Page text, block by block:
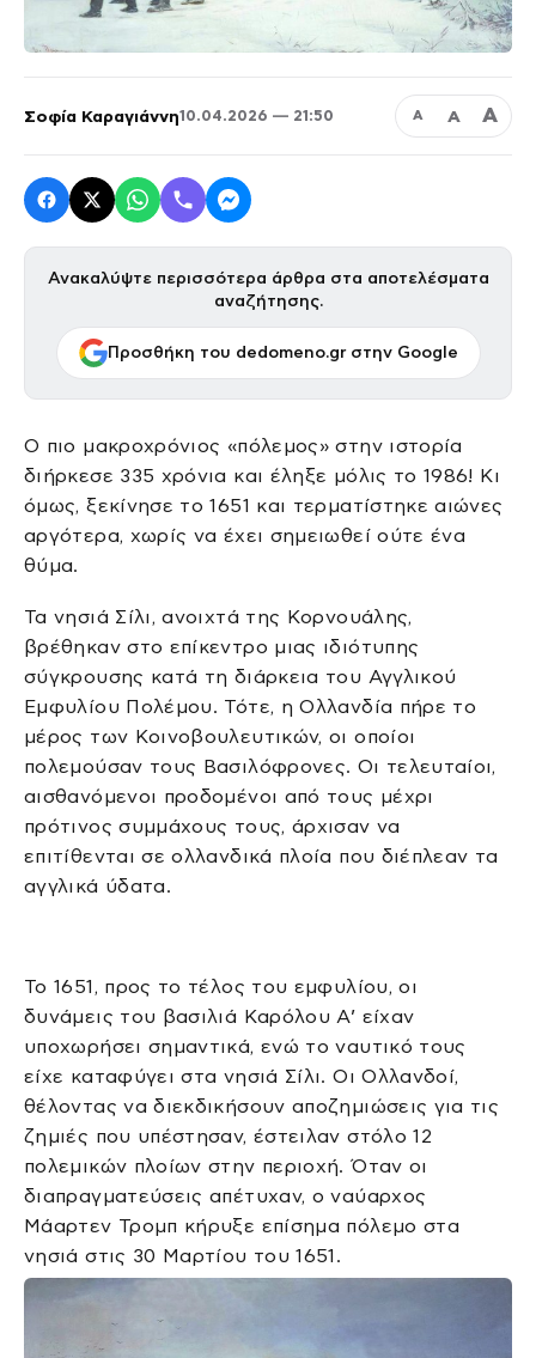
Σοφία Καραγιάννη10.04.2026 — 21:50 Α Α Α
Ανακαλύψτε περισσότερα άρθρα στα αποτελέσματα
αναζήτησης.
Προσθήκη του dedomeno.gr στην Google
Ο πιο μακροχρόνιος «πόλεμος» στην ιστορία
διήρκεσε 335 χρόνια και έληξε μόλις το 1986! Κι
όμως, ξεκίνησε το 1651 και τερματίστηκε αιώνες
αργότερα, χωρίς να έχει σημειωθεί ούτε ένα
θύμα.
Τα νησιά Σίλι, ανοιχτά της Κορνουάλης,
βρέθηκαν στο επίκεντρο μιας ιδιότυπης
σύγκρουσης κατά τη διάρκεια του Αγγλικού
Εμφυλίου Πολέμου. Τότε, η Ολλανδία πήρε το
μέρος των Κοινοβουλευτικών, οι οποίοι
πολεμούσαν τους Βασιλόφρονες. Οι τελευταίοι,
αισθανόμενοι προδομένοι από τους μέχρι
πρότινος συμμάχους τους, άρχισαν να
επιτίθενται σε ολλανδικά πλοία που διέπλεαν τα
αγγλικά ύδατα.
Το 1651, προς το τέλος του εμφυλίου, οι
δυνάμεις του βασιλιά Καρόλου Α’ είχαν
υποχωρήσει σημαντικά, ενώ το ναυτικό τους
είχε καταφύγει στα νησιά Σίλι. Οι Ολλανδοί,
θέλοντας να διεκδικήσουν αποζημιώσεις για τις
ζημιές που υπέστησαν, έστειλαν στόλο 12
πολεμικών πλοίων στην περιοχή. Όταν οι
διαπραγματεύσεις απέτυχαν, ο ναύαρχος
Μάαρτεν Τρομπ κήρυξε επίσημα πόλεμο στα
νησιά στις 30 Μαρτίου του 1651.